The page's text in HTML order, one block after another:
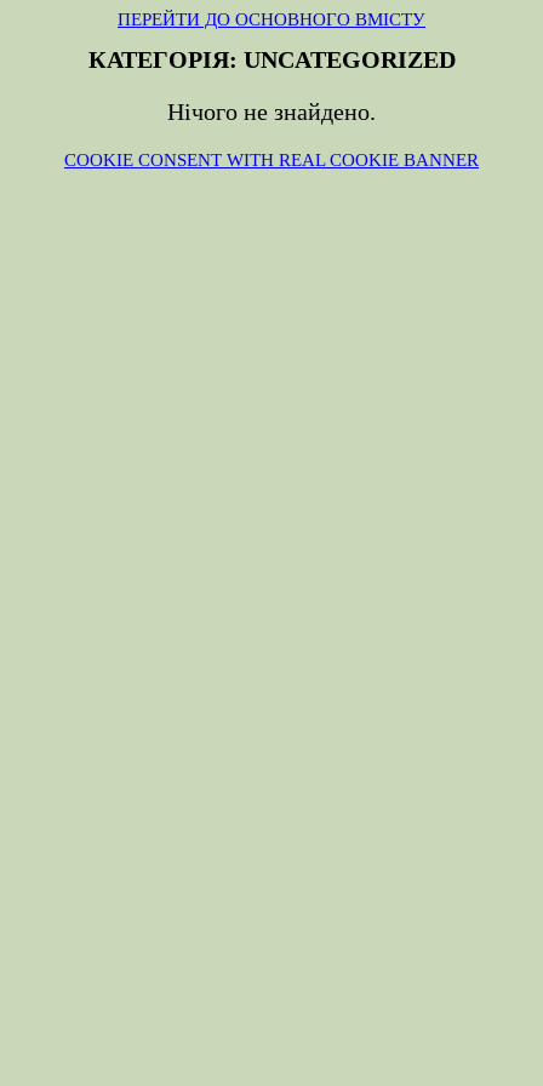
ПЕРЕЙТИ ДО ОСНОВНОГО ВМІСТУ
КАТЕГОРІЯ: UNCATEGORIZED
Нічого не знайдено.
COOKIE CONSENT WITH REAL COOKIE BANNER